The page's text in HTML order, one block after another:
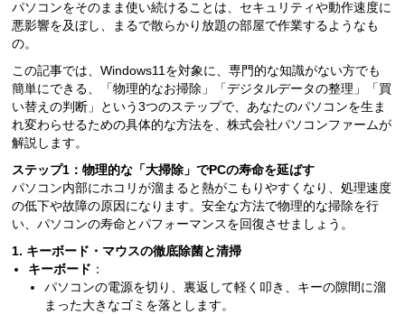
パソコンをそのまま使い続けることは、セキュリティや動作速度に
悪影響を及ぼし、まるで散らかり放題の部屋で作業するようなも
の。
この記事では、Windows11を対象に、専門的な知識がない方でも
簡単にできる、「物理的なお掃除」「デジタルデータの整理」「買
い替えの判断」という3つのステップで、あなたのパソコンを生ま
れ変わらせるための具体的な方法を、株式会社パソコンファームが
解説します。
ステップ1：物理的な「大掃除」でPCの寿命を延ばす
パソコン内部にホコリが溜まると熱がこもりやすくなり、処理速度
の低下や故障の原因になります。安全な方法で物理的な掃除を行
い、パソコンの寿命とパフォーマンスを回復させましょう。
1. キーボード・マウスの徹底除菌と清掃
キーボード ：
パソコンの電源を切り、裏返して軽く叩き、キーの隙間に溜
まった大きなゴミを落とします。